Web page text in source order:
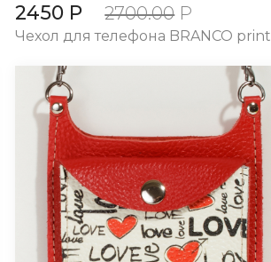
2450 Р 2700.00 Р
Чехол для телефона BRANCO print